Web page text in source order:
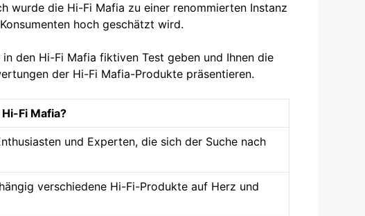
wurde die Hi-Fi Mafia zu einer renommierten Instanz
hoch geschätzt wird.
den Hi-Fi Mafia fiktiven Test geben und Ihnen die
der Hi-Fi Mafia-Produkte präsentieren.
Fi Mafia?
und Experten, die sich der Suche nach
verschiedene Hi-Fi-Produkte auf Herz und